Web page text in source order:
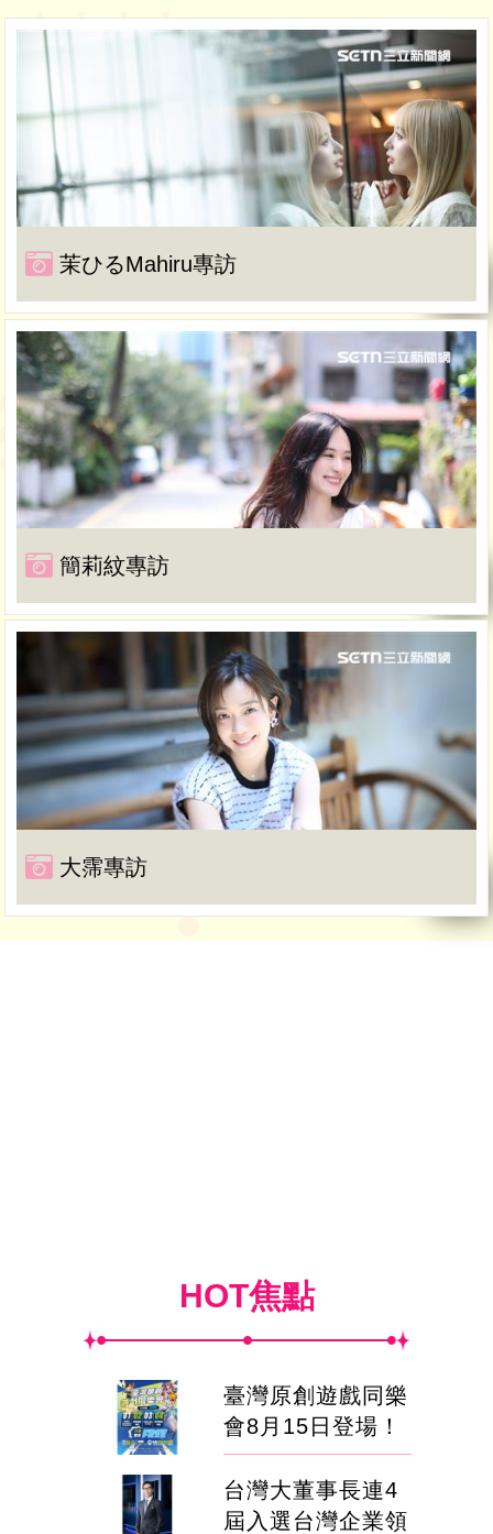
茉ひるMahiru專訪
簡莉紋專訪
大霈專訪
HOT焦點
臺灣原創遊戲同樂
會8月15日登場！
台灣大董事長連4
屆入選台灣企業領